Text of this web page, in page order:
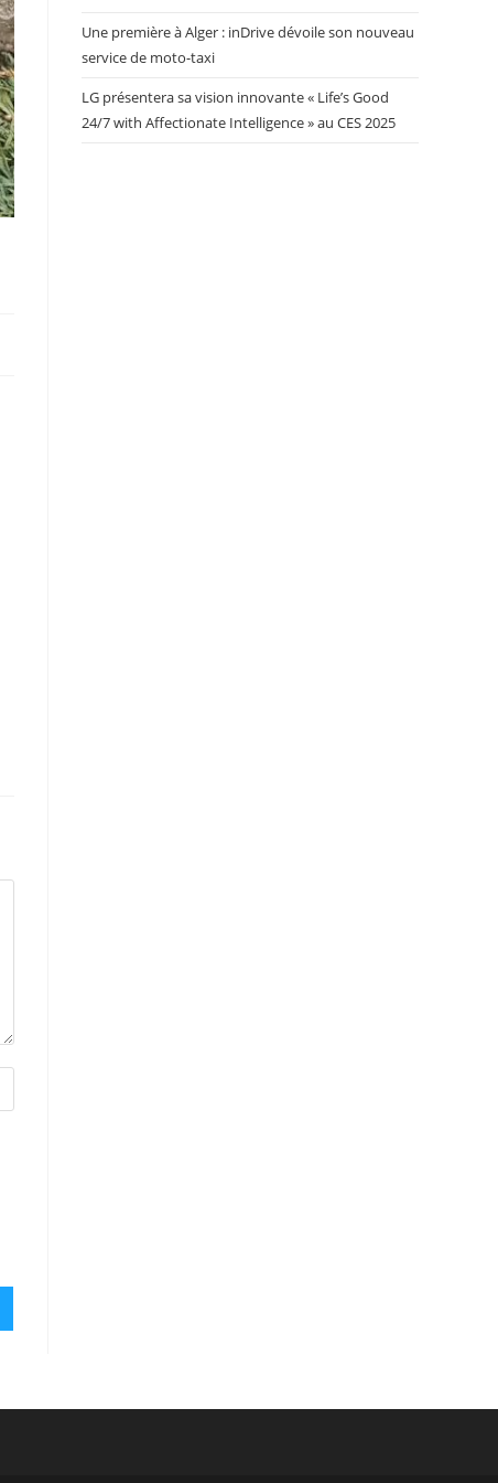
Une première à Alger : inDrive dévoile son nouveau
service de moto-taxi
LG présentera sa vision innovante « Life’s Good
24/7 with Affectionate Intelligence » au CES 2025